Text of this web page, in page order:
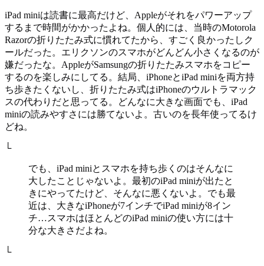
iPad miniは読書に最高だけど、Appleがそれをパワーアップ
するまで時間がかかったよね。個人的には、当時のMotorola
Razorの折りたたみ式に慣れてたから、すごく良かったしク
ールだった。エリクソンのスマホがどんどん小さくなるのが
嫌だったな。AppleがSamsungの折りたたみスマホをコピー
するのを楽しみにしてる。結局、iPhoneとiPad miniを両方持
ち歩きたくないし、折りたたみ式はiPhoneのウルトラマック
スの代わりだと思ってる。どんなに大きな画面でも、iPad
miniの読みやすさには勝てないよ。古いのを長年使ってるけ
どね。
└
でも、iPad miniとスマホを持ち歩くのはそんなに
大したことじゃないよ。最初のiPad miniが出たと
きにやってたけど、そんなに悪くないよ。でも最
近は、大きなiPhoneが7インチでiPad miniが8イン
チ…スマホはほとんどのiPad miniの使い方には十
分な大きさだよね。
└